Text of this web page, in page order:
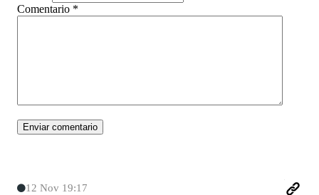
Comentario *
12 Nov 19:17